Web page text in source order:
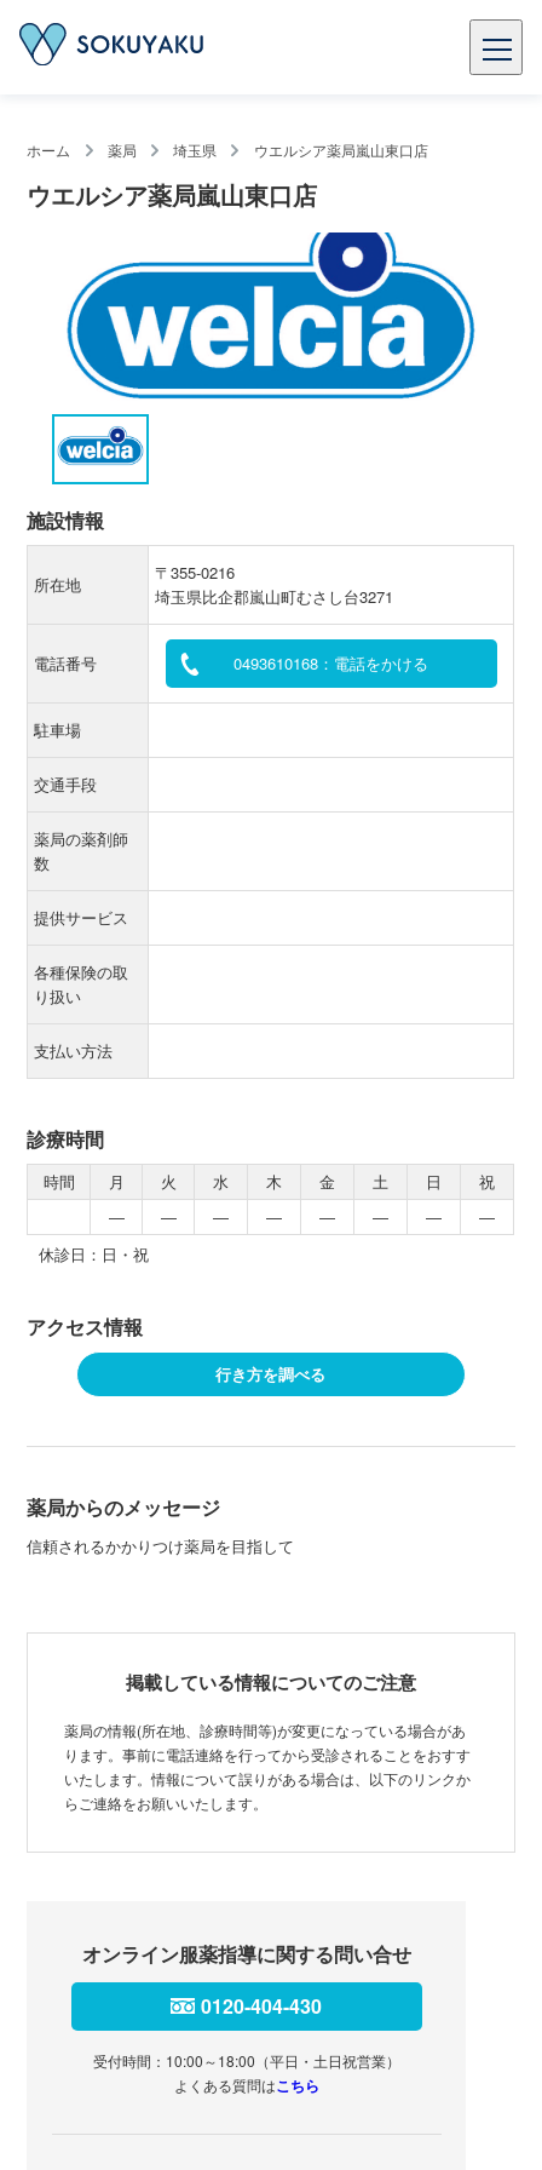
ホーム 薬局 埼玉県 ウエルシア薬局嵐山東口店
ウエルシア薬局嵐山東口店
施設情報
所在地
〒355-0216
埼玉県比企郡嵐山町むさし台3271
電話番号 0493610168：電話をかける
駐車場
交通手段
薬局の薬剤師
数
提供サービス
各種保険の取
り扱い
支払い方法
診療時間
時間 月 火 水 木 金 土 日
祝
―
― ― ― ― ― ―
―
休診日：日・祝
アクセス情報
行き方を調べる
薬局からのメッセージ
信頼されるかかりつけ薬局を目指して
掲載している情報についてのご注意
薬局の情報(所在地、診療時間等)が変更になっている場合があ
ります。事前に電話連絡を行ってから受診されることをおすす
いたします。情報について誤りがある場合は、以下のリンクか
らご連絡をお願いいたします。
オンライン服薬指導に関する問い合せ
0120-404-430
受付時間：10:00～18:00（平日・土日祝営業）
よくある質問はこちら